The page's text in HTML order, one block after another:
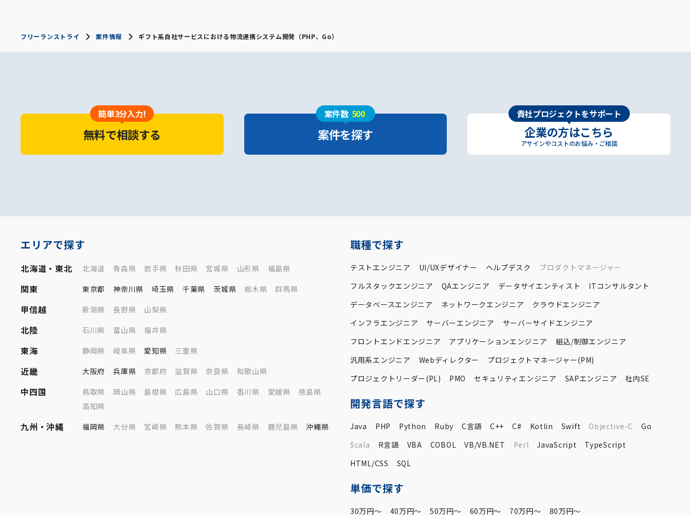
フリーランストライ 案件情報 ギフト系自社サービスにおける物流連携システム開発（PHP、Go）
簡単3分入力!
無料で相談する
案件数 500
案件を探す
貴社プロジェクトをサポート
企業の方はこちら
アサインやコストのお悩み・ご相談
エリアで探す
北海道・東北 北海道 青森県 岩手県 秋田県 宮城県 山形県 福島県
関東 東京都 神奈川県 埼玉県 千葉県 茨城県 栃木県 群馬県
甲信越 新潟県 長野県 山梨県
北陸 石川県 富山県 福井県
東海 静岡県 岐阜県 愛知県 三重県
近畿 大阪府 兵庫県 京都府 滋賀県 奈良県 和歌山県
中四国 鳥取県 岡山県 島根県 広島県 山口県 香川県 愛媛県
徳島県
高知県
九州・沖縄 福岡県 大分県 宮崎県 熊本県 佐賀県 長崎県 鹿児島県 沖縄県
職種で探す
テストエンジニア UI/UXデザイナー ヘルプデスク
プロダクトマネージャー
フルスタックエンジニア
QAエンジニア データサイエンティスト
ITコンサルタント
データベースエンジニア
ネットワークエンジニア
クラウドエンジニア
インフラエンジニア
サーバーエンジニア
サーバーサイドエンジニア
フロントエンドエンジニア
アプリケーションエンジニア
組込/制御エンジニア
汎用系エンジニア
Webディレクター
プロジェクトマネージャー(PM)
プロジェクトリーダー(PL)
PMO セキュリティエンジニア SAPエンジニア 社内SE
開発言語で探す
Java PHP Python Ruby C言語 C++ C# Kotlin Swift Objective-C
Go
Scala
R言語 VBA COBOL VB/VB.NET Perl JavaScript
TypeScript
HTML/CSS
SQL
単価で探す
30万円〜 40万円〜 50万円〜 60万円〜 70万円〜 80万円〜